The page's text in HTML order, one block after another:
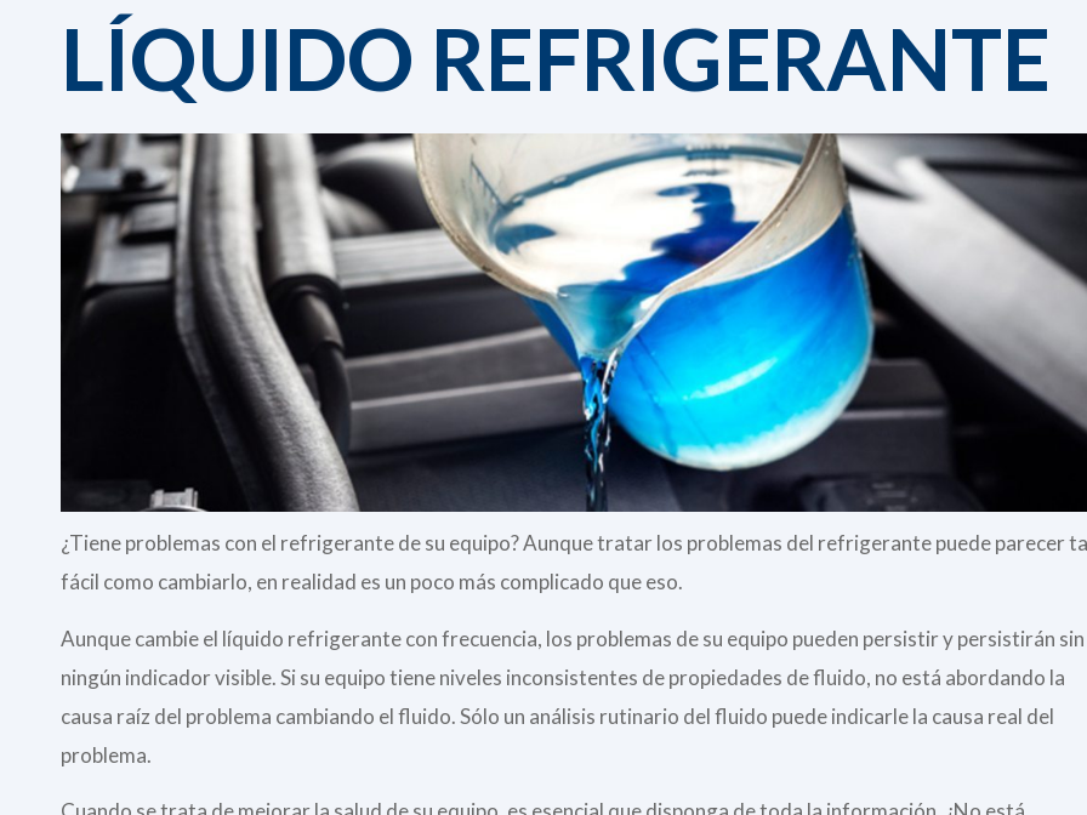
LÍQUIDO REFRIGERANTE
¿Tiene problemas con el refrigerante de su equipo? Aunque tratar los problemas del refrigerante puede parecer
fácil como cambiarlo, en realidad es un poco más complicado que eso.
Aunque cambie el líquido refrigerante con frecuencia, los problemas de su equipo pueden persistir y persistirán sin
ningún indicador visible. Si su equipo tiene niveles inconsistentes de propiedades de fluido, no está abordando la
causa raíz del problema cambiando el fluido. Sólo un análisis rutinario del fluido puede indicarle la causa real del
problema.